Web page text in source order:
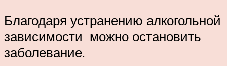
Благодаря устранению алкогольной
зависимости можно остановить
заболевание.